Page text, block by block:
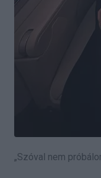
„Szóval nem